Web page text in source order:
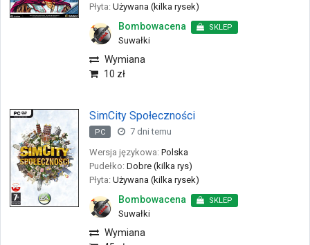
Płyta: Używana (kilka rysek)
Bombowacena SKLEP
Suwałki
Wymiana
10 zł
SimCity Społeczności
PC
7 dni temu
Wersja językowa: Polska
Pudełko: Dobre (kilka rys)
Płyta: Używana (kilka rysek)
Bombowacena SKLEP
Suwałki
Wymiana